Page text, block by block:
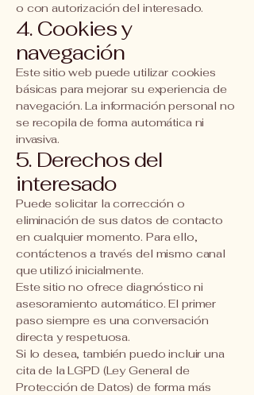
o con autorización del interesado.
4. Cookies y
navegación
Este sitio web puede utilizar cookies
básicas para mejorar su experiencia de
navegación. La información personal no
se recopila de forma automática ni
invasiva.
5. Derechos del
interesado
Puede solicitar la corrección o
eliminación de sus datos de contacto
en cualquier momento. Para ello,
contáctenos a través del mismo canal
que utilizó inicialmente.
Este sitio no ofrece diagnóstico ni
asesoramiento automático. El primer
paso siempre es una conversación
directa y respetuosa.
Si lo desea, también puedo incluir una
cita de la LGPD (Ley General de
Protección de Datos) de forma más